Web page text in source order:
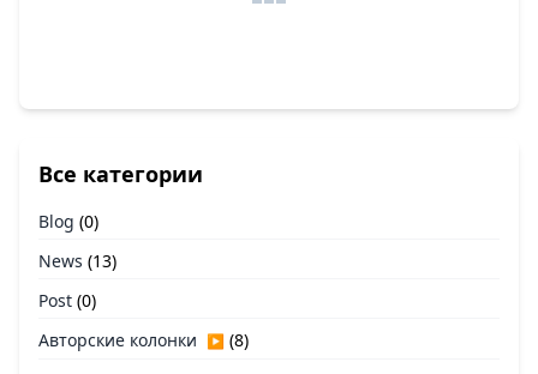
Все категории
Blog (0)
News (13)
Post (0)
Авторские колонки ▶ (8)